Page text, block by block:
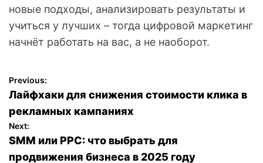
новые подходы, анализировать результаты и
учиться у лучших – тогда цифровой маркетинг
начнёт работать на вас, а не наоборот.
Н
а
в
Previous:
Лайфхаки для снижения стоимости клика в
рекламных кампаниях
Next:
SMM или PPC: что выбрать для
продвижения бизнеса в 2025 году